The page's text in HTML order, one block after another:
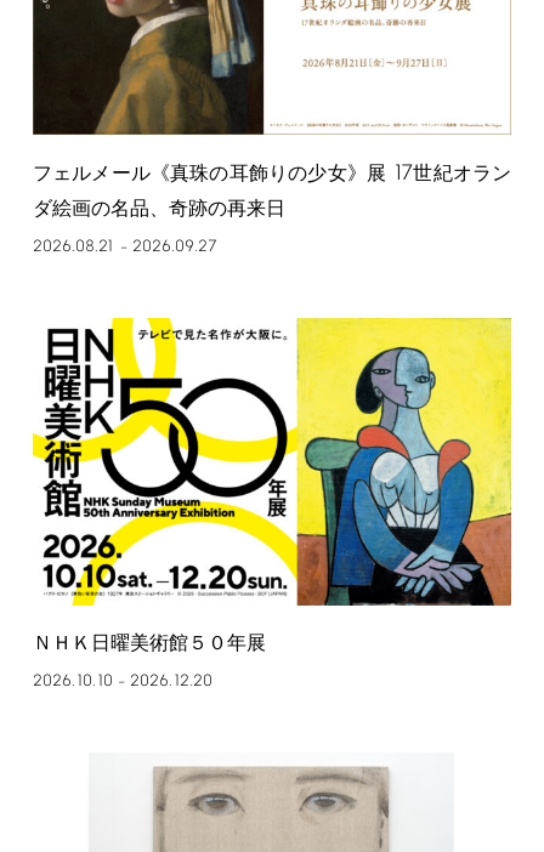
フェルメール《真珠の耳飾りの少女》展 17世紀オラン
ダ絵画の名品、奇跡の再来日
2026.08.21 – 2026.09.27
ＮＨＫ日曜美術館５０年展
2026.10.10 – 2026.12.20